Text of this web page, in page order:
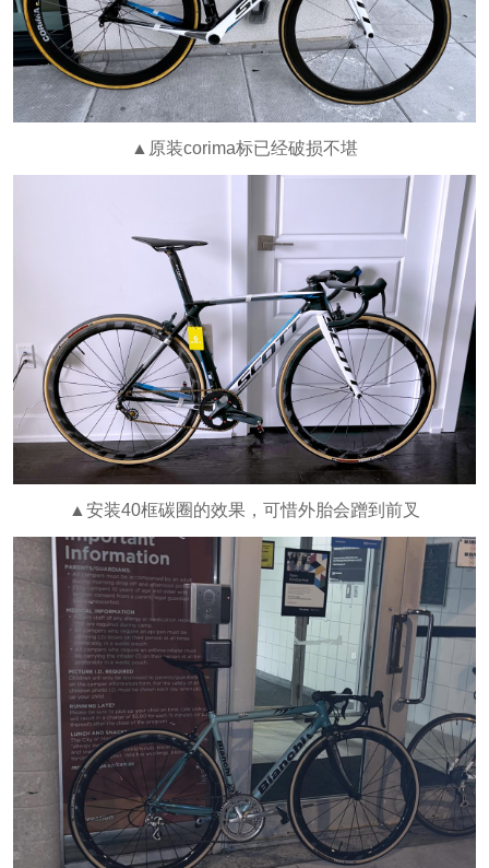
▲原装corima标已经破损不堪
▲安装40框碳圈的效果，可惜外胎会蹭到前叉